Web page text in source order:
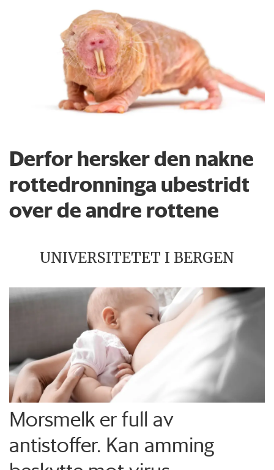
Derfor hersker den nakne
rottedronninga ubestridt
over de andre rottene
UNIVERSITETET I BERGEN
Morsmelk er full av
antistoffer. Kan amming